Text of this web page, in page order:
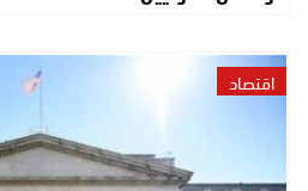
اقتصاد